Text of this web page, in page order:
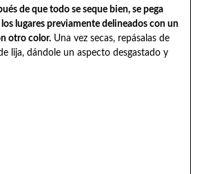
de que todo se seque bien, se pega
lugares previamente delineados con un
otro color.Una vez secas, repásalas de
lija, dándole un aspecto desgastado y